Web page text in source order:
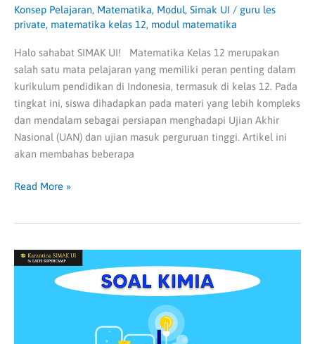
Konsep Pelajaran, Matematika, Modul, Simak UI / guru les
private, matematika kelas 12, modul matematika
Halo sahabat SIMAK UI! Matematika Kelas 12 merupakan
salah satu mata pelajaran yang memiliki peran penting dalam
kurikulum pendidikan di Indonesia, termasuk di kelas 12. Pada
tingkat ini, siswa dihadapkan pada materi yang lebih kompleks
dan mendalam sebagai persiapan menghadapi Ujian Akhir
Nasional (UAN) dan ujian masuk perguruan tinggi. Artikel ini
akan membahas beberapa
Read More »
Soal